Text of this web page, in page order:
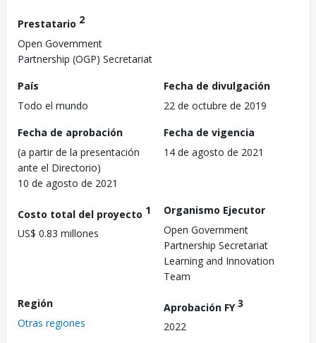
Prestatario 2
Open Government
Partnership (OGP) Secretariat
País
Todo el mundo
Fecha de divulgación
22 de octubre de 2019
Fecha de aprobación
(a partir de la presentación
ante el Directorio)
10 de agosto de 2021
Fecha de vigencia
14 de agosto de 2021
Costo total del proyecto 1
US$ 0.83 millones
Organismo Ejecutor
Open Government
Partnership Secretariat
Learning and Innovation
Team
Región
Otras regiones
Aprobación FY3
2022